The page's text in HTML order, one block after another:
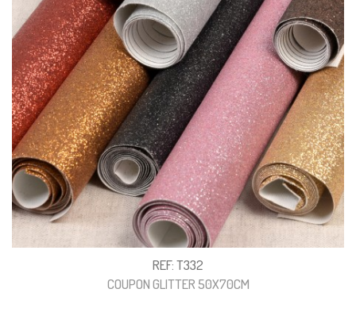
REF: T332
COUPON GLITTER 50X70CM